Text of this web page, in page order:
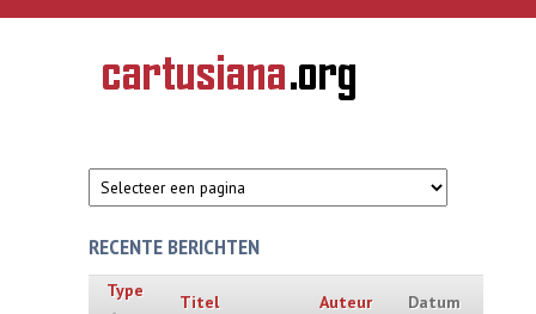
Overslaan en naar de inhoud gaan
CARTUSIANA
Geschiedenis
van de
RECENTE BERICHTEN
Type
Titel Auteur Datum